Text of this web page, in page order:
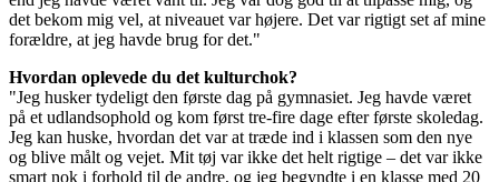
det bekom mig vel, at niveauet var højere. Det var rigtigt set af mine
forældre, at jeg havde brug for det."
Hvordan oplevede du det kulturchok?
"Jeg husker tydeligt den første dag på gymnasiet. Jeg havde været
på et udlandsophold og kom først tre-fire dage efter første skoledag.
Jeg kan huske, hvordan det var at træde ind i klassen som den nye
og blive målt og vejet. Mit tøj var ikke det helt rigtige – det var ikke
smart nok i forhold til de andre, og jeg begyndte i en klasse med 20